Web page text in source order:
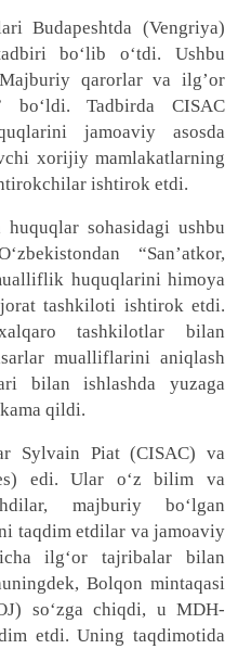
Budapeshtda (Vengriya)
boʻlib oʻtdi. Ushbu
qarorlar va ilg’or
bo‘ldi. Tadbirda CISAC
jamoaviy asosda
xorijiy mamlakatlarning
ishtirok etdi.
sohasidagi ushbu
“San’atkor,
huquqlarini himoya
tashkiloti ishtirok etdi.
tashkilotlar bilan
mualliflarini aniqlash
bilan ishlashda yuzaga
qildi.
Sylvain Piat (CISAC) va
edi. Ular o‘z bilim va
majburiy bo‘lgan
taqdim etdilar va jamoaviy
ilg‘or tajribalar bilan
Bolqon mintaqasi
so‘zga chiqdi, u MDH-
etdi. Uning taqdimotida